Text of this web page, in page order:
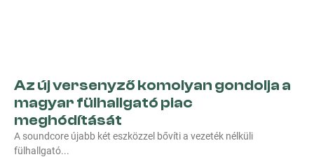
Az új versenyző komolyan gondolja a
magyar fülhallgató piac
meghódítását
A soundcore újabb két eszközzel bővíti a vezeték nélküli
fülhallgató